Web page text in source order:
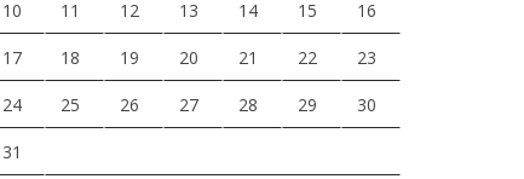
10 11 12 13 14 15 16
17 18 19 20 21 22 23
24 25 26 27 28 29 30
31